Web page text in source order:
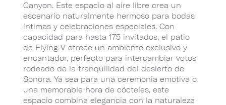
Canyon. Este espacio al aire libre crea un
escenario naturalmente hermoso para bodas
íntimas y celebraciones especiales. Con
capacidad para hasta 175 invitados, el patio
de Flying V ofrece un ambiente exclusivo y
encantador, perfecto para intercambiar votos
rodeado de la tranquilidad del desierto de
Sonora. Ya sea para una ceremonia emotiva o
una memorable hora de cócteles, este
espacio combina elegancia con la naturaleza